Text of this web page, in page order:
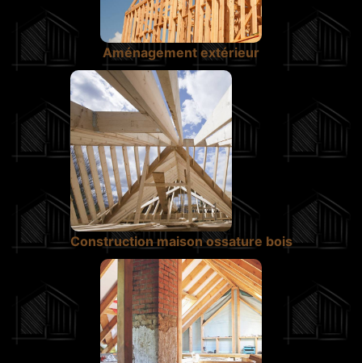
Aménagement extérieur
Construction maison ossature bois